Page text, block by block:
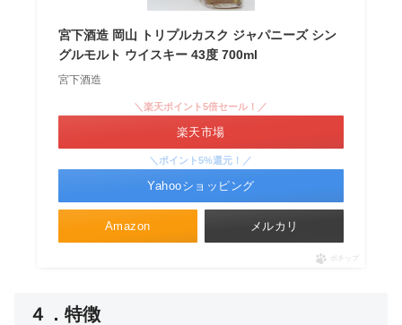
宮下酒造 岡山 トリプルカスク ジャパニーズ シン
グルモルト ウイスキー 43度 700ml
宮下酒造
Amazon
＼楽天ポイント5倍セール！／
楽天市場
＼ポイント5%還元！／
Yahooショッピング
メルカリ
ポチップ
４．特徴